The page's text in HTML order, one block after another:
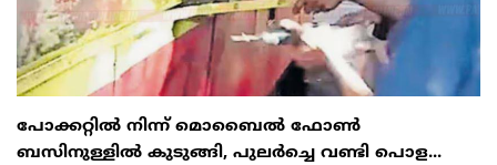
പോക്കറ്റിൽ നിന്ന് മൊബൈൽ ഫോൺ
ബസിനുള്ളിൽ കുടുങ്ങി, പുലർച്ചെ വണ്ടി പൊള...